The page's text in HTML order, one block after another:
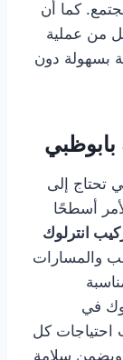
كما أن
من عملية
بسهولة دون
بابوظبي
تحتاج إلى
أسطحًا
انترلوك
والمسارات
في
احتياجات كل
سلامة